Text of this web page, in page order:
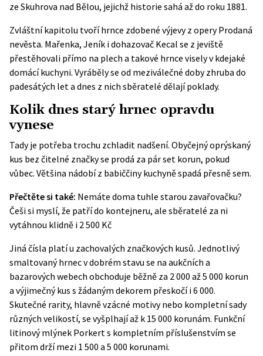
ze Skuhrova nad Bělou, jejichž historie sahá až do roku 1881.
Zvláštní kapitolu tvoří hrnce zdobené výjevy z opery Prodaná
nevěsta. Mařenka, Jeník i dohazovač Kecal se z jeviště
přestěhovali přímo na plech a takové hrnce visely v kdejaké
domácí kuchyni. Vyráběly se od meziválečné doby zhruba do
padesátých let a dnes z nich sběratelé dělají poklady.
Kolik dnes starý hrnec opravdu
vynese
Tady je potřeba trochu zchladit nadšení. Obyčejný oprýskaný
kus bez čitelné značky se prodá za pár set korun, pokud
vůbec. Většina nádobí z babiččiny kuchyně spadá přesně sem.
Přečtěte si také: Nemáte doma tuhle starou zavařovačku?
Češi si myslí, že patří do kontejneru, ale sběratelé za ni
vytáhnou klidně i 2 500 Kč
Jiná čísla platí u zachovalých značkových kusů. Jednotlivý
smaltovaný hrnec v dobrém stavu se na aukčních a
bazarových webech obchoduje běžně za 2 000 až 5 000 korun
a výjimečný kus s žádaným dekorem přeskočí i 6 000.
Skutečné rarity, hlavně vzácné motivy nebo kompletní sady
různých velikostí, se vyšplhají až k 15 000 korunám. Funkční
litinový mlýnek Porkert s kompletním příslušenstvím se
přitom drží mezi 1 500 a 5 000 korunami.